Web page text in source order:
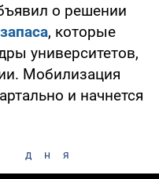
о решении
, которые
университетов,
Мобилизация
и начнется
дня